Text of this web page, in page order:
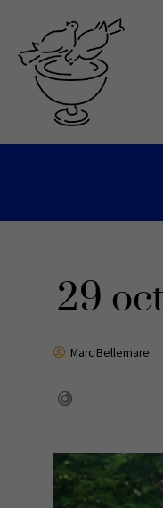
contenu
29
Marc Bellemare